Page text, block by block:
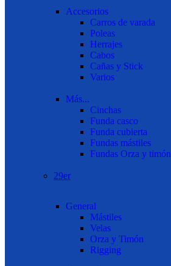
Accesorios
Carros de varada
Poleas
Herrajes
Cabos
Cañas y Stick
Varios
Más...
Cinchas
Funda casco
Funda cubierta
Fundas mástiles
Fundas Orza y timón
29er
General
Mástiles
Velas
Orza y Timón
Rigging